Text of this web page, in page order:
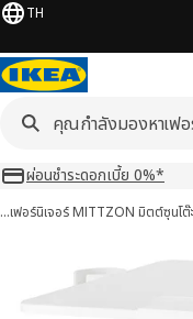
TH
ผ่อนชำระดอกเบี้ย 0%*
…เฟอร์นิเจอร์ MITTZON มิตต์ซุนโ